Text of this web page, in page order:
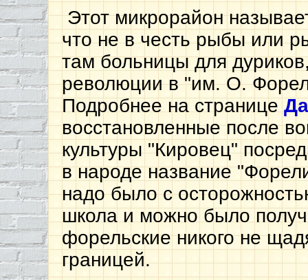
Этот микрорайон
что не в честь рыбы или
там больницы для
революции в "им. О.
Подробнее на странице
восстановленные после
культуры "Кировец"
в народе название
надо было с
школа и можно было
форельские никого не
границей.